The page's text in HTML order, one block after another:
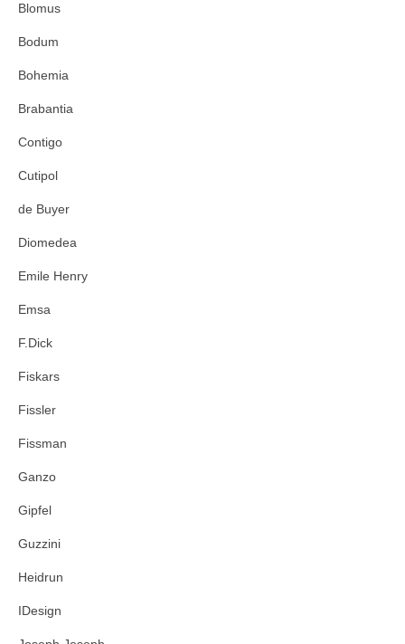
Blomus
Bodum
Bohemia
Brabantia
Contigo
Cutipol
de Buyer
Diomedea
Emile Henry
Emsa
F.Dick
Fiskars
Fissler
Fissman
Ganzo
Gipfel
Guzzini
Heidrun
IDesign